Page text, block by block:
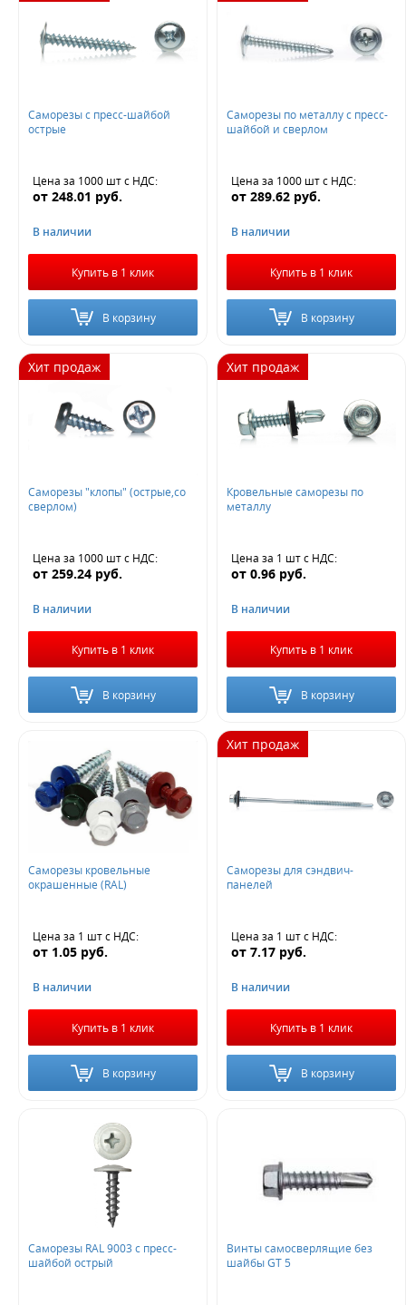
Саморезы с пресс-шайбой
острые
Цена за 1000 штс НДС:
от 248.01 руб.
В наличии
Купить в 1 клик
В корзину
Саморезы по металлу с пресс-
шайбой и сверлом
Цена за 1000 штс НДС:
от 289.62 руб.
В наличии
Купить в 1 клик
В корзину
Хит продаж
Саморезы "клопы" (острые,со
сверлом)
Цена за 1000 штс НДС:
от 259.24 руб.
В наличии
Купить в 1 клик
В корзину
Хит продаж
Кровельные саморезы по
металлу
Цена за 1 штс НДС:
от 0.96 руб.
В наличии
Купить в 1 клик
В корзину
Саморезы кровельные
окрашенные (RAL)
Цена за 1 штс НДС:
от 1.05 руб.
В наличии
Купить в 1 клик
В корзину
Хит продаж
Саморезы для сэндвич-
панелей
Цена за 1 штс НДС:
от 7.17 руб.
В наличии
Купить в 1 клик
В корзину
Саморезы RAL 9003 с пресс-
шайбой острый
Винты самосверлящие без
шайбы GT 5